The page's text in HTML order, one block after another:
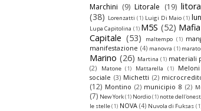
Marchini (9) Litorale (19)
(38) Lorenzatti (1) Luigi Di Maio (1)
Lupa Capitolina (1) M5S (52) Mafia
Capitale (53) maltempo (1)
manifestazione (4) manovra (1)
Marino (26) Martina (1) materiali
(2)
Matone (1) Mattarella (1) Meloni
sociale (3) Michetti (2)
(12) Montino (2) municipio 8 (2)
(7) New York(1) Nordio(1) notte
le stelle(1) NOVA (4) Nuvola di Fuksas